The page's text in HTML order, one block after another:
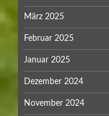
März 2025
Februar 2025
Januar 2025
Dezember 2024
November 2024